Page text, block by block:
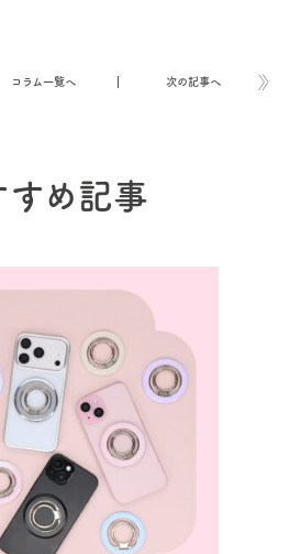
コラム一覧へ 次の記事へ
すめ記事